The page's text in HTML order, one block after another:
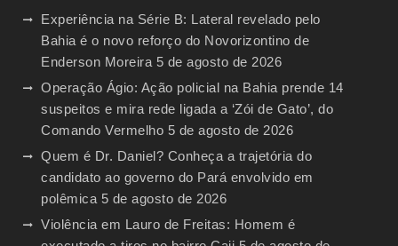
Experiência na Série B: Lateral revelado pelo
Bahia é o novo reforço do Novorizontino de
Enderson Moreira 5 de agosto de 2026
Operação Ágio: Ação policial na Bahia prende 14
suspeitos e mira rede ligada a ‘Zói de Gato’, do
Comando Vermelho 5 de agosto de 2026
Quem é Dr. Daniel? Conheça a trajetória do
candidato ao governo do Pará envolvido em
polêmica 5 de agosto de 2026
Violência em Lauro de Freitas: Homem é